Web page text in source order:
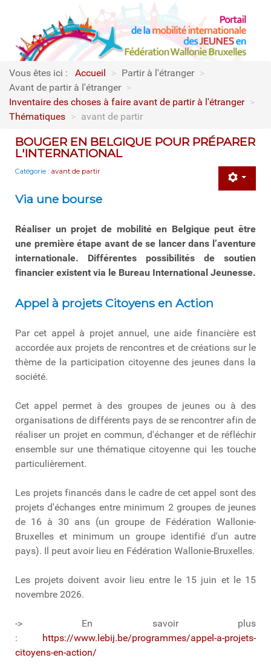
Vous êtes ici : Accueil > Partir à l'étranger >
Avant de partir à l'étranger >
Inventaire des choses à faire avant de partir à l'étranger >
Thématiques > avant de partir
BOUGER EN BELGIQUE POUR PRÉPARER
L'INTERNATIONAL
Catégorie : avant de partir
Via une bourse
Réaliser un projet de mobilité en Belgique peut être
une première étape avant de se lancer dans l’aventure
internationale. Différentes possibilités de soutien
financier existent via le Bureau International Jeunesse.
Appel à projets Citoyens en Action
Par cet appel à projet annuel, une aide financière est
accordée aux projets de rencontres et de créations sur le
thème de la participation citoyenne des jeunes dans la
société.
Cet appel permet à des groupes de jeunes ou à des
organisations de différents pays de se rencontrer afin de
réaliser un projet en commun, d'échanger et de réfléchir
ensemble sur une thématique citoyenne qui les touche
particulièrement.
Les projets financés dans le cadre de cet appel sont des
projets d'échanges entre minimum 2 groupes de jeunes
de 16 à 30 ans (un groupe de Fédération Wallonie-
Bruxelles et minimum un groupe identifié d'un autre
pays). Il peut avoir lieu en Fédération Wallonie-Bruxelles.
Les projets doivent avoir lieu entre le 15 juin et le 15
novembre 2026.
-> En savoir plus
: https://www.lebij.be/programmes/appel-a-projets-
citoyens-en-action/